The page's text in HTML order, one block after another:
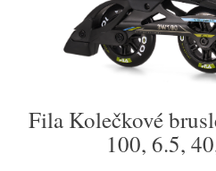
Fila Kolečkové
100, 6.5,